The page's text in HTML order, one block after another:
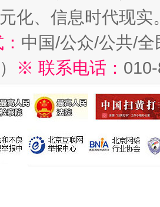
化、信息时代现实
中国/公众/公共/
※ 联系电话：